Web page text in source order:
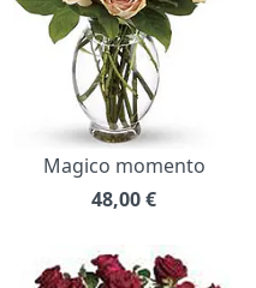
Magico momento
48,00€